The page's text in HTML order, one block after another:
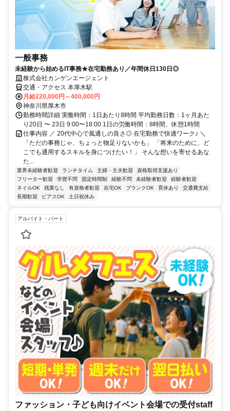
一般事務
未経験から始めるIT事務★在宅勤務あり／年間休日130日◎
株式会社カンゲンエージェント
交通・アクセス 本厚木駅
月給220,000円～400,000円
神奈川県厚木市
勤務時間詳細 実働時間：1日あたり8時間 平均勤務日数：1ヶ月あた
り20日 〜 23日 9:00〜18:00 1日の労働時間：8時間、休憩1時間
仕事内容 ／ 20代中心で風通しの良さ◎ 在宅勤務で快適ワーク♪ ＼
「ただの事務じゃ、ちょっと物足りないかも」 「将来のために、ど
こでも通用するスキルを身につけたい！」 そんな想いを寄せるあな
た...
業界未経験者歓迎 ランチタイム 主婦・主夫歓迎
資格取得支援あり
フリーター歓迎
学歴不問 固定時間制 経験不問 未経験者歓迎
経験者歓迎
ネイルOK
残業なし 有資格者歓迎 在宅OK ブランクOK 育休あり
交通費支給
長期歓迎
ピアスOK 土日祝休み
アルバイト・パート
ファッション・子ども向けイベント会場での受付staff